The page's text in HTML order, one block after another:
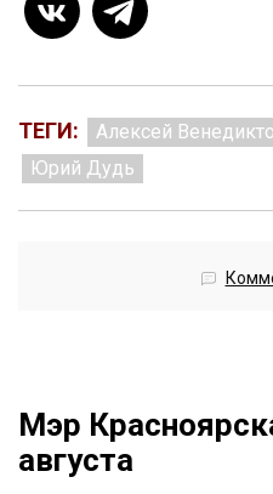
ТЕГИ: Алексей
Юрий Дудь
Мэр
августа